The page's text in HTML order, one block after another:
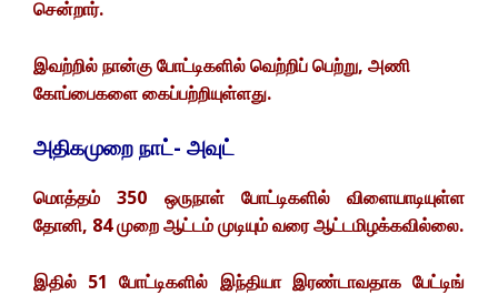
சென்றார்.
இவற்றில் நான்கு போட்டிகளில் வெற்றிப் பெற்று, அணி
கோப்பைகளை கைப்பற்றியுள்ளது.
அதிகமுறை நாட்- அவுட்
மொத்தம் 350 ஒருநாள் போட்டிகளில் விளையாடியுள்ள
தோனி, 84 முறை ஆட்டம் முடியும் வரை ஆட்டமிழக்கவில்லை.
இதில் 51 போட்டிகளில் இந்தியா இரண்டாவதாக பேட்டிங்